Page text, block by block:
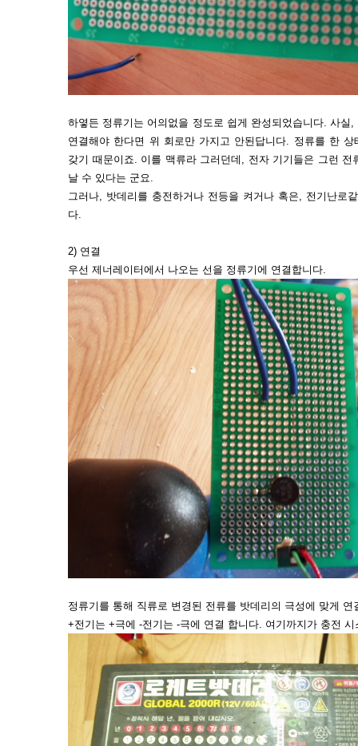
하옇든 정류기는 어의없을 정도로 쉽게 완성되었습니다. 사실
연결해야 한다면 위 회로만 가지고 안된답니다. 정류를 한
갖기 때문이죠. 이를 맥류라 그러던데, 전자 기기들은 그런
날 수 있다는 군요.
그러나, 밧데리를 충전하거나 전등을 켜거나 혹은, 전기난로
다.
2) 연결
우선 제너레이터에서 나오는 선을 정류기에 연결합니다.
정류기를 통해 직류로 변경된 전류를 밧데리의 극성에 맞게 연
+전기는 +극에 -전기는 -극에 연결 합니다. 여기까지가 충전